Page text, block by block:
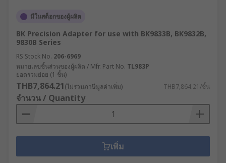
มีในสต็อกของผู้ผลิต
BK Precision Adapter for use with BK9833B, BK9832B,
9830B Series
RS Stock No. 206-6969
หมายเลขชิ้นส่วนของผู้ผลิต / Mfr. Part No. TL983P
ยอดรวมย่อย (1 ชิ้น)
THB7,864.21(ไม่รวมภาษีมูลค่าเพิ่ม) THB7,864.21/ชิ้น
จำนวน / Quantity
เพิ่ม